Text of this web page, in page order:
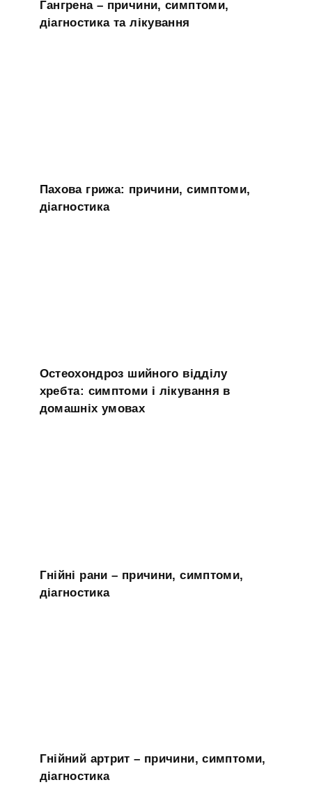
Гангрена – причини, симптоми,
діагностика та лікування
Пахова грижа: причини, симптоми,
діагностика
Остеохондроз шийного відділу
хребта: симптоми і лікування в
домашніх умовах
Гнійні рани – причини, симптоми,
діагностика
Гнійний артрит – причини, симптоми,
діагностика